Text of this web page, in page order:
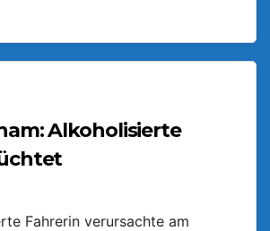
Alkoholisierte
Fahrerin verursachte am